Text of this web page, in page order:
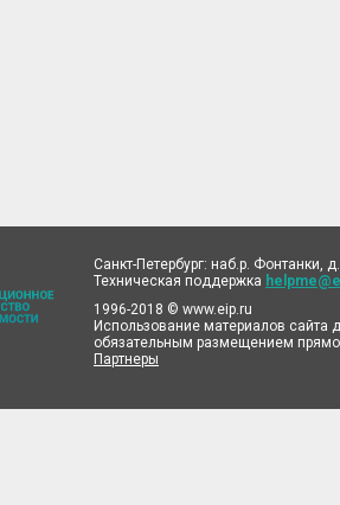
Санкт-Петербург: наб.р. Фонтанки,
Техническая поддержка
1996-2018 © www.eip.ru
Использование материалов сайта
обязательным размещением
Партнеры